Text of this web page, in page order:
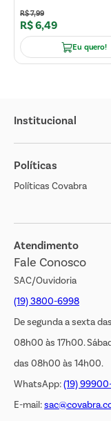
R$7,99
R$6,49
Eu quero!
Institucional
Sobre o Covabra
Nossas Lojas
Cliente Bem Estar
Jornal de Ofertas
Transparência Salarial
Políticas
Políticas Covabra
Atendimento
Fale Conosco
SAC/Ouvidoria
(19) 3800-6998
De segunda a sexta das
08h00 às 17h00.
das 08h00 às 14h00.
WhatsApp:(19)
E-mail: